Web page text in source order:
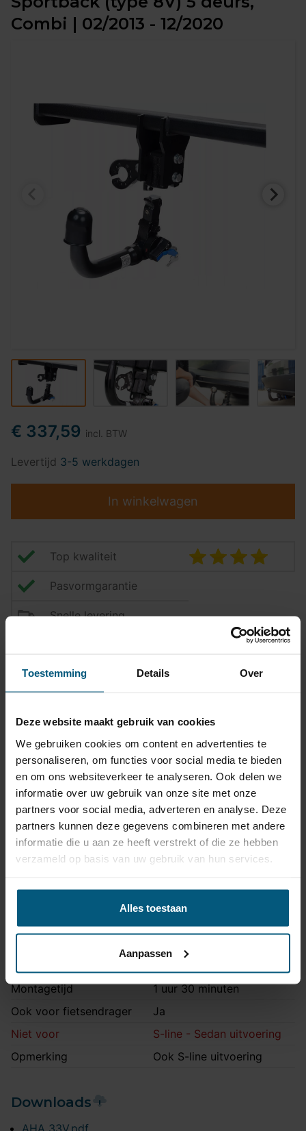
Toestemming Details Over
Deze website maakt gebruik van cookies
We gebruiken cookies om content en advertenties te
personaliseren, om functies voor social media te bieden
en om ons websiteverkeer te analyseren. Ook delen we
informatie over uw gebruik van onze site met onze
partners voor social media, adverteren en analyse. Deze
partners kunnen deze gegevens combineren met andere
informatie die u aan ze heeft verstrekt of die ze hebben
verzameld op basis van uw gebruik van hun services.
Alles toestaan
Aanpassen
Combi | 02/2013 - 12/2020
€ 337,59 incl. BTW
Levertijd 3-5 werkdagen
In winkelwagen
Top kwaliteit
Pasvormgarantie
Snelle levering
Klantbeoordeling
Trekhaak specificatie
Artikelnummer
AHA 33V
Trekhaak systeem
Verticaal afneembaar
Uitvoering
Na afname van de kogel, is
de houder van de trekhaak
volledig uit het zicht
onttrokken.
Montagetijd
1 uur 30 minuten
Ook voor fietsendrager
Ja
Niet voor
S-line - Sedan uitvoering
Opmerking
Ook S-line uitvoering
Downloads
AHA 33V.pdf